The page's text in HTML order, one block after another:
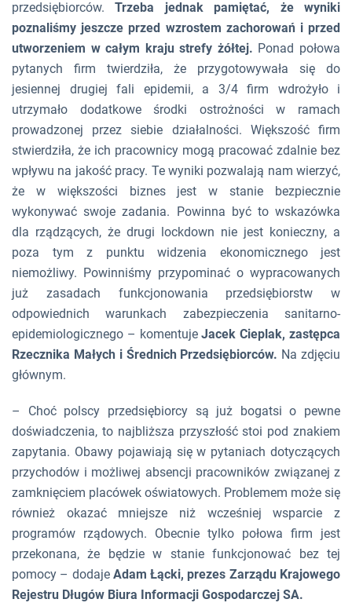
przedsiębiorców.Trzeba jednak pamiętać, że wyniki
poznaliśmy jeszcze przed wzrostem zachorowań i przed
utworzeniem w całym kraju strefy żółtej. Ponad połowa
pytanych firm twierdziła, że przygotowywała się do
jesiennej drugiej fali epidemii, a 3/4 firm wdrożyło i
utrzymało dodatkowe środki ostrożności w ramach
prowadzonej przez siebie działalności. Większość firm
stwierdziła, że ich pracownicy mogą pracować zdalnie bez
wpływu na jakość pracy. Te wyniki pozwalają nam wierzyć,
że w większości biznes jest w stanie bezpiecznie
wykonywać swoje zadania. Powinna być to wskazówka
dla rządzących, że drugi lockdown nie jest konieczny, a
poza tym z punktu widzenia ekonomicznego jest
niemożliwy. Powinniśmy przypominać o wypracowanych
już zasadach funkcjonowania przedsiębiorstw w
odpowiednich warunkach zabezpieczenia sanitarno-
epidemiologicznego – komentujeJacek Cieplak, zastępca
Rzecznika Małych i Średnich Przedsiębiorców. Na zdjęciu
głównym.
– Choć polscy przedsiębiorcy są już bogatsi o pewne
doświadczenia, to najbliższa przyszłość stoi pod znakiem
zapytania. Obawy pojawiają się w pytaniach dotyczących
przychodów i możliwej absencji pracowników związanej z
zamknięciem placówek oświatowych. Problemem może się
również okazać mniejsze niż wcześniej wsparcie z
programów rządowych. Obecnie tylko połowa firm jest
przekonana, że będzie w stanie funkcjonować bez tej
pomocy – dodaje Adam Łącki, prezes Zarządu Krajowego
Rejestru Długów Biura Informacji Gospodarczej SA.